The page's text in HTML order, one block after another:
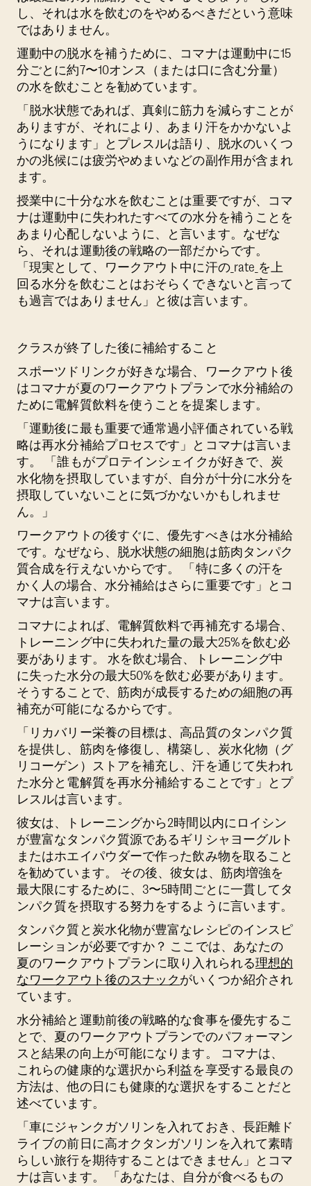
し、それは水を飲むのをやめるべきだという意味
ではありません。
運動中の脱水を補うために、コマナは運動中に15
分ごとに約7〜10オンス（または口に含む分量）
の水を飲むことを勧めています。
「脱水状態であれば、真剣に筋力を減らすことが
ありますが、それにより、あまり汗をかかないよ
うになります」とプレスルは語り、脱水のいくつ
かの兆候には疲労やめまいなどの副作用が含まれ
ます。
授業中に十分な水を飲むことは重要ですが、コマ
ナは運動中に失われたすべての水分を補うことを
あまり心配しないように、と言います。なぜな
ら、それは運動後の戦略の一部だからです。
「現実として、ワークアウト中に汗の_rate_を上
回る水分を飲むことはおそらくできないと言って
も過言ではありません」と彼は言います。
クラスが終了した後に補給すること
スポーツドリンクが好きな場合、ワークアウト後
はコマナが夏のワークアウトプランで水分補給の
ために電解質飲料を使うことを提案します。
「運動後に最も重要で通常過小評価されている戦
略は再水分補給プロセスです」とコマナは言いま
す。 「誰もがプロテインシェイクが好きで、炭
水化物を摂取していますが、自分が十分に水分を
摂取していないことに気づかないかもしれませ
ん。」
ワークアウトの後すぐに、優先すべきは水分補給
です。なぜなら、脱水状態の細胞は筋肉タンパク
質合成を行えないからです。 「特に多くの汗を
かく人の場合、水分補給はさらに重要です」とコ
マナは言います。
コマナによれば、電解質飲料で再補充する場合、
トレーニング中に失われた量の最大25%を飲む必
要があります。 水を飲む場合、トレーニング中
に失った水分の最大50%を飲む必要があります。
そうすることで、筋肉が成長するための細胞の再
補充が可能になるからです。
「リカバリー栄養の目標は、高品質のタンパク質
を提供し、筋肉を修復し、構築し、炭水化物（グ
リコーゲン）ストアを補充し、汗を通じて失われ
た水分と電解質を再水分補給することです」とプ
レスルは言います。
彼女は、トレーニングから2時間以内にロイシン
が豊富なタンパク質源であるギリシャヨーグルト
またはホエイパウダーで作った飲み物を取ること
を勧めています。 その後、彼女は、筋肉増強を
最大限にするために、3〜5時間ごとに一貫してタ
ンパク質を摂取する努力をするように言います。
タンパク質と炭水化物が豊富なレシピのインスピ
レーションが必要ですか？ ここでは、あなたの
夏のワークアウトプランに取り入れられる理想的
なワークアウト後のスナック がいくつか紹介され
ています。
水分補給と運動前後の戦略的な食事を優先するこ
とで、夏のワークアウトプランでのパフォーマン
スと結果の向上が可能になります。 コマナは、
これらの健康的な選択から利益を享受する最良の
方法は、他の日にも健康的な選択をすることだと
述べています。
「車にジャンクガソリンを入れておき、長距離ド
ライブの前日に高オクタンガソリンを入れて素晴
らしい旅行を期待することはできません」とコマ
ナは言います。 「あなたは、自分が食べるもの